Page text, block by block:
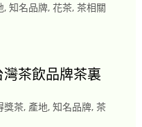
, 知名品牌, 花茶, 茶相關
茶飲品牌茶裏
獎茶, 產地, 知名品牌, 茶